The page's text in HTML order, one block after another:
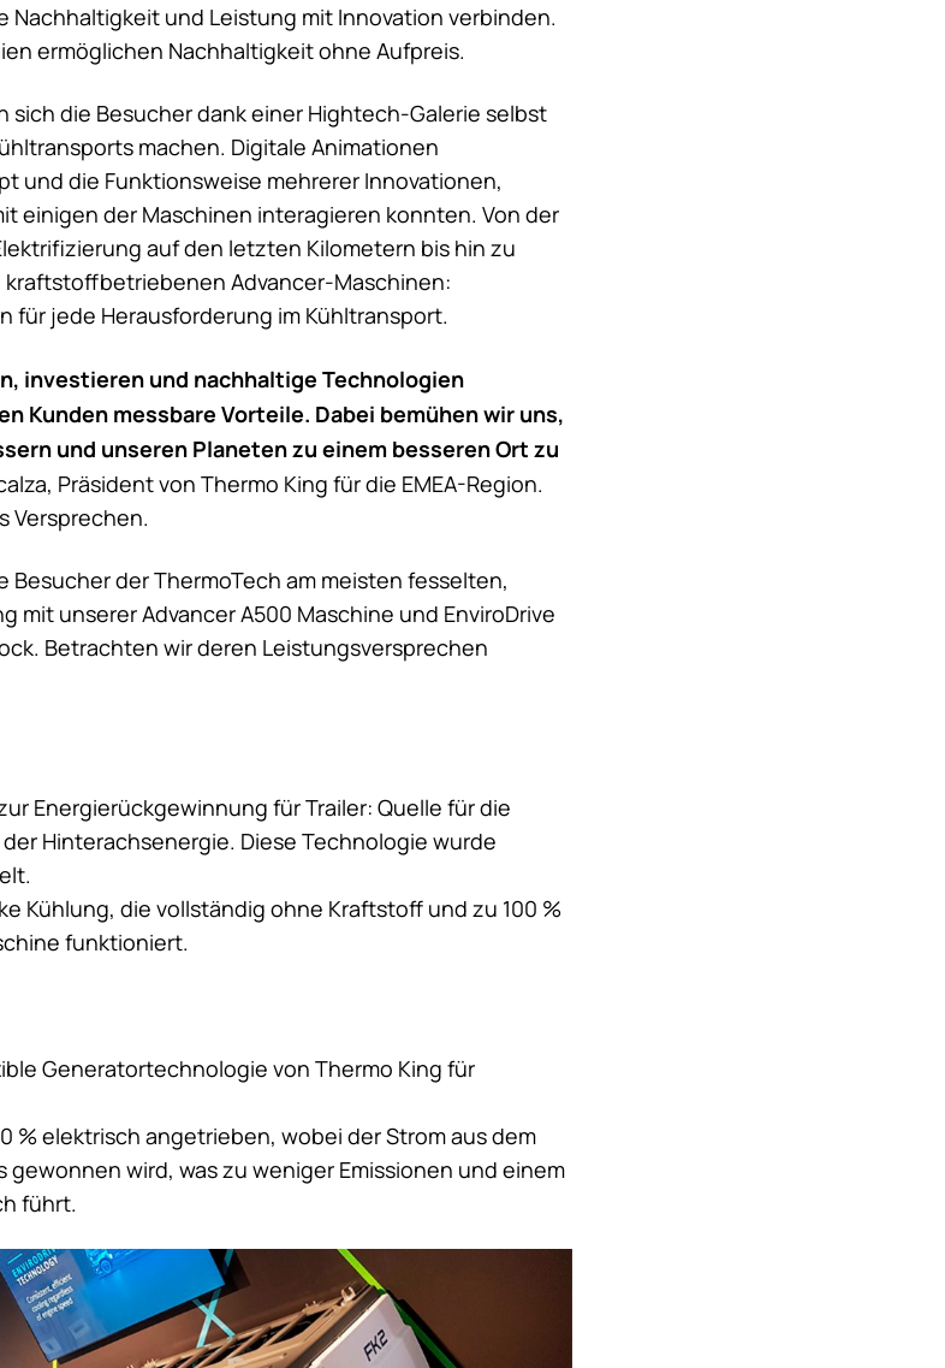
Nachhaltigkeit und Leistung mit Innovation verbinden.
ermöglichen Nachhaltigkeit ohne Aufpreis.
sich die Besucher dank einer Hightech-Galerie selbst
machen. Digitale Animationen
und die Funktionsweise mehrerer Innovationen,
einigen der Maschinen interagieren konnten. Von der
auf den letzten Kilometern bis hin zu
Advancer-Maschinen:
für jede Herausforderung im Kühltransport.
investieren und nachhaltige Technologien
Kunden messbare Vorteile. Dabei bemühen wir uns,
und unseren Planeten zu einem besseren Ort zu
Präsident vonThermo King für die EMEA-Region.
Versprechen.
Besucher der ThermoTech am meisten fesselten,
mit unserer Advancer A500 Maschine und EnviroDrive
Betrachten wir deren Leistungsversprechen
Energierückgewinnung für Trailer: Quelle für die
Hinterachsenergie. Diese Technologie wurde
Kühlung, die vollständig ohne Kraftstoff und zu 100 %
funktioniert.
Generatortechnologie vonThermo King für
% elektrisch angetrieben, wobei der Strom aus dem
gewonnen wird, was zu weniger Emissionen und einem
führt.